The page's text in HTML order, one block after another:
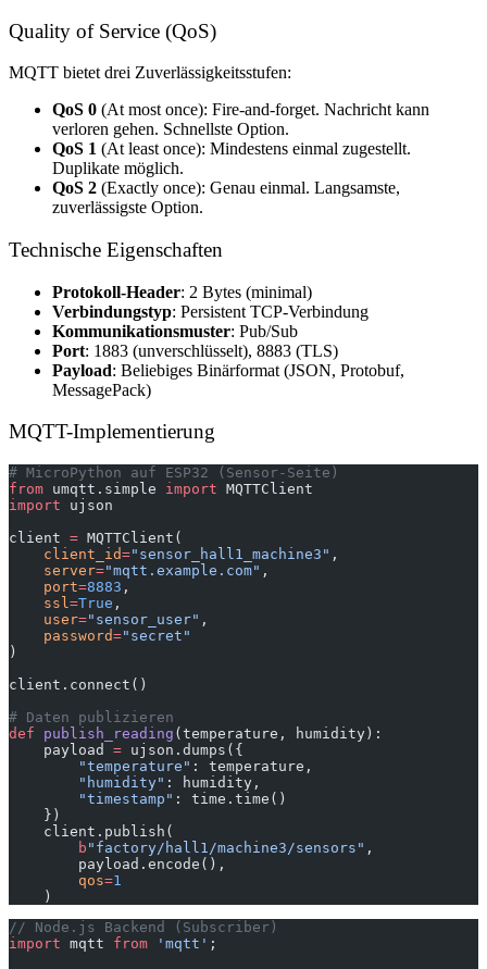
Quality of Service (QoS)
MQTT bietet drei Zuverlässigkeitsstufen:
QoS 0 (At most once): Fire-and-forget. Nachricht kann
verloren gehen. Schnellste Option.
QoS 1 (At least once): Mindestens einmal zugestellt.
Duplikate möglich.
QoS 2 (Exactly once): Genau einmal. Langsamste,
zuverlässigste Option.
Technische Eigenschaften
Protokoll-Header: 2 Bytes (minimal)
Verbindungstyp: Persistent TCP-Verbindung
Kommunikationsmuster: Pub/Sub
Port: 1883 (unverschlüsselt), 8883 (TLS)
Payload: Beliebiges Binärformat (JSON, Protobuf,
MessagePack)
MQTT-Implementierung
# MicroPython auf ESP32 (Sensor-Seite)
from umqtt.simple import MQTTClient
import ujson
client = MQTTClient(
    client_id
="sensor_hall1_machine3" ,
    server
="mqtt.example.com" ,
    port
=8883 ,
    ssl
=True ,
    user
="sensor_user" ,
    password
="secret"
)
client.connect()
# Daten publizieren
def publish_reading (temperature, humidity):
    payload
= ujson.dumps({
        "temperature"
: temperature,
        "humidity"
: humidity,
        "timestamp"
: time.time()
    })
    client.publish(
        b
"factory/hall1/machine3/sensors" ,
        payload.encode(),
        qos
=1
    )
// Node.js Backend (Subscriber)
import mqtt from 'mqtt' ;